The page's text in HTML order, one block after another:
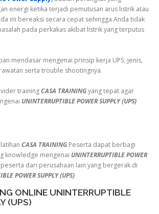
energi ketika terjadi pemutusan arus listrik atau
ini bereaksi secara cepat sehingga Anda tidak
pada perkakas akibat listrik yang terputus
mendasar mengenai prinsip kerja UPS, jenis,
serta trouble shootingnya.
trainingCASA TRAININGyang tepat agar
UNINTERRUPTIBLE POWER SUPPLY (UPS)
CASA TRAINING Peserta dapat berbagi
knowledge mengenai UNINTERRUPTIBLE POWER
dari perusahaan lain yang bergerak di
POWER SUPPLY (UPS)
ONLINE UNINTERRUPTIBLE
(UPS)